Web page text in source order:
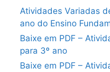
Atividades Variadas
ano do Ensino
Baixe em PDF –
para 3º ano
Baixe em PDF –